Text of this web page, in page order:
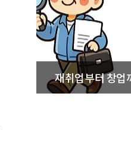
재취업부터 창업